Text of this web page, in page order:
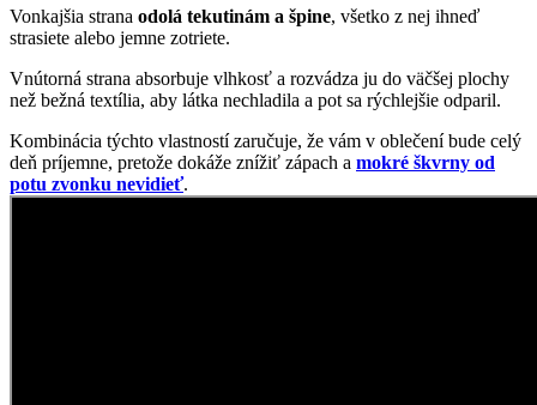
Vonkajšia strana odolá tekutinám a špine, všetko z nej ihneď
strasiete alebo jemne zotriete.
Vnútorná strana absorbuje vlhkosť a rozvádza ju do väčšej plochy
než bežná textília, aby látka nechladila a pot sa rýchlejšie odparil.
Kombinácia týchto vlastností zaručuje, že vám v oblečení bude celý
deň príjemne, pretože dokáže znížiť zápach a mokré škvrny od
potu zvonku nevidieť.